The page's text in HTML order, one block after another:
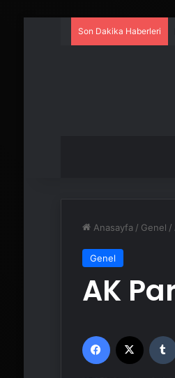
Son Dakika Haberleri
Anasayfa / Genel /
Genel
AK
Facebook